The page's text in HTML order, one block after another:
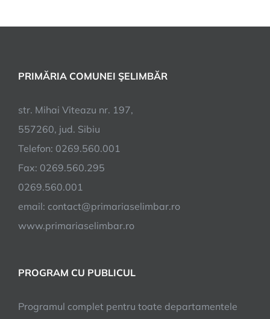
PRIMĂRIA COMUNEI ŞELIMBĂR
str. Mihai Viteazu nr. 197,
557260, jud. Sibiu
Telefon: 0269.560.001
Fax: 0269.560.295
0269.560.001
email: contact@primariaselimbar.ro
www.primariaselimbar.ro
PROGRAM CU PUBLICUL
Programul complet pentru toate departamentele